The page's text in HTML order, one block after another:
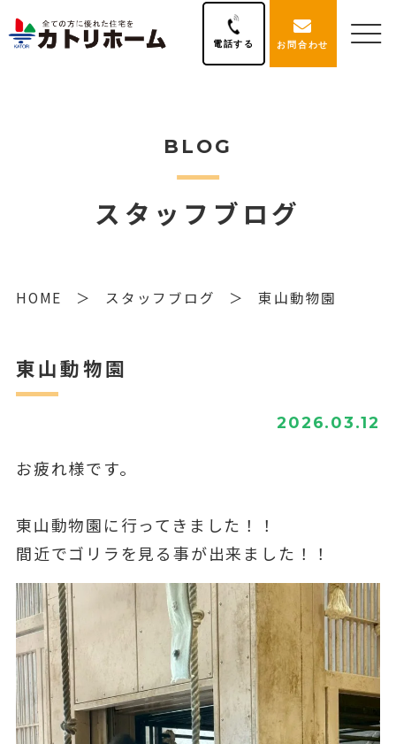
電話する お問合わせ
BLOG
スタッフブログ
HOME スタッフブログ 東山動物園
東山動物園
2026.03.12
お疲れ様です。
東山動物園に行ってきました！！
間近でゴリラを見る事が出来ました！！